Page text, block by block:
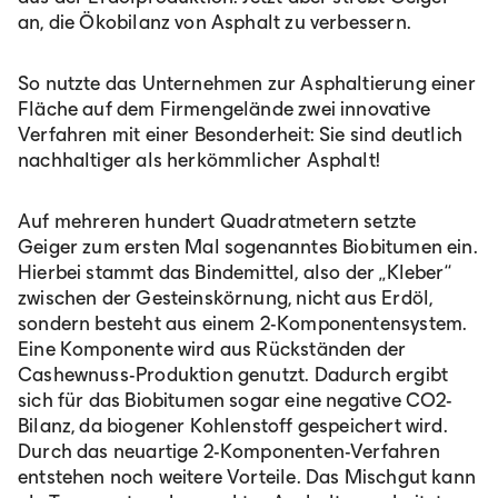
an, die Ökobilanz von Asphalt zu verbessern.
So nutzte das Unternehmen zur Asphaltierung einer
Fläche auf dem Firmengelände zwei innovative
Verfahren mit einer Besonderheit: Sie sind deutlich
nachhaltiger als herkömmlicher Asphalt!
Auf mehreren hundert Quadratmetern setzte
Geiger zum ersten Mal sogenanntes Biobitumen ein.
Hierbei stammt das Bindemittel, also der „Kleber“
zwischen der Gesteinskörnung, nicht aus Erdöl,
sondern besteht aus einem 2-Komponentensystem.
Eine Komponente wird aus Rückständen der
Cashewnuss-Produktion genutzt. Dadurch ergibt
sich für das Biobitumen sogar eine negative CO2-
Bilanz, da biogener Kohlenstoff gespeichert wird.
Durch das neuartige 2-Komponenten-Verfahren
entstehen noch weitere Vorteile. Das Mischgut kann